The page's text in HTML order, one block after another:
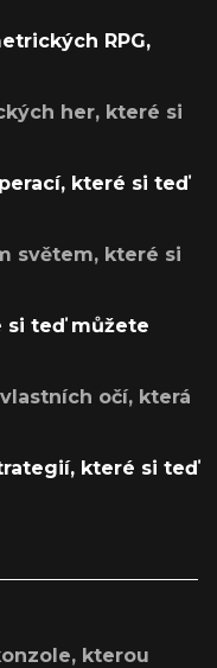
RPG,
her, které si
které si teď
světem, které si
si teď můžete
očí, která
které si teď
kterou